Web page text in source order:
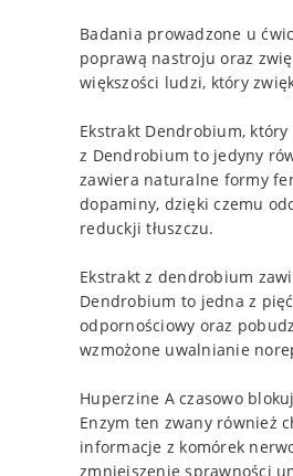
Badania prowadzone u
poprawą nastroju oraz
większości ludzi, który
Ekstrakt Dendrobium,
z Dendrobium to jedyny
zawiera naturalne formy
dopaminy, dzięki czemu
reduckji tłuszczu.
Ekstrakt z dendrobium
Dendrobium to jedna z
odpornościowy oraz
wzmożone uwalnianie
Huperzine A czasowo
Enzym ten zwany również
informacje z komórek
zmniejszenie sprawności